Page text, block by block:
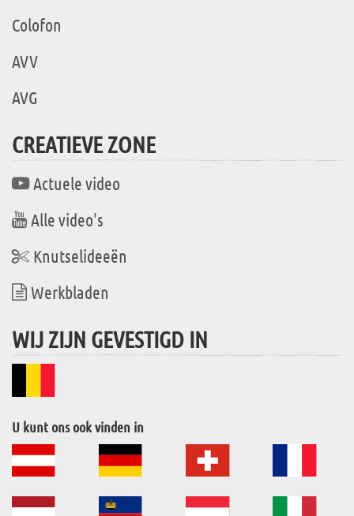
Colofon
AVV
AVG
CREATIEVE ZONE
Actuele video
Alle video's
Knutselideeën
Werkbladen
WIJ ZIJN GEVESTIGD IN
U kunt ons ook vinden in